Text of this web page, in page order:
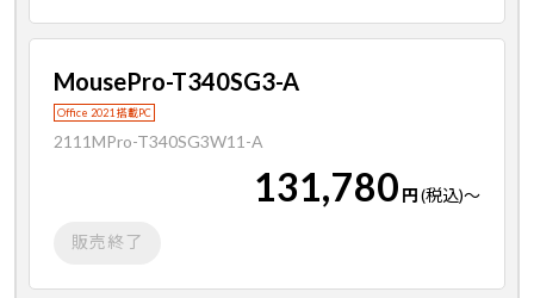
MousePro-T340SG3-A
Office 2021 搭載PC
2111MPro-T340SG3W11-A
131,780 円(税込)～
販売終了